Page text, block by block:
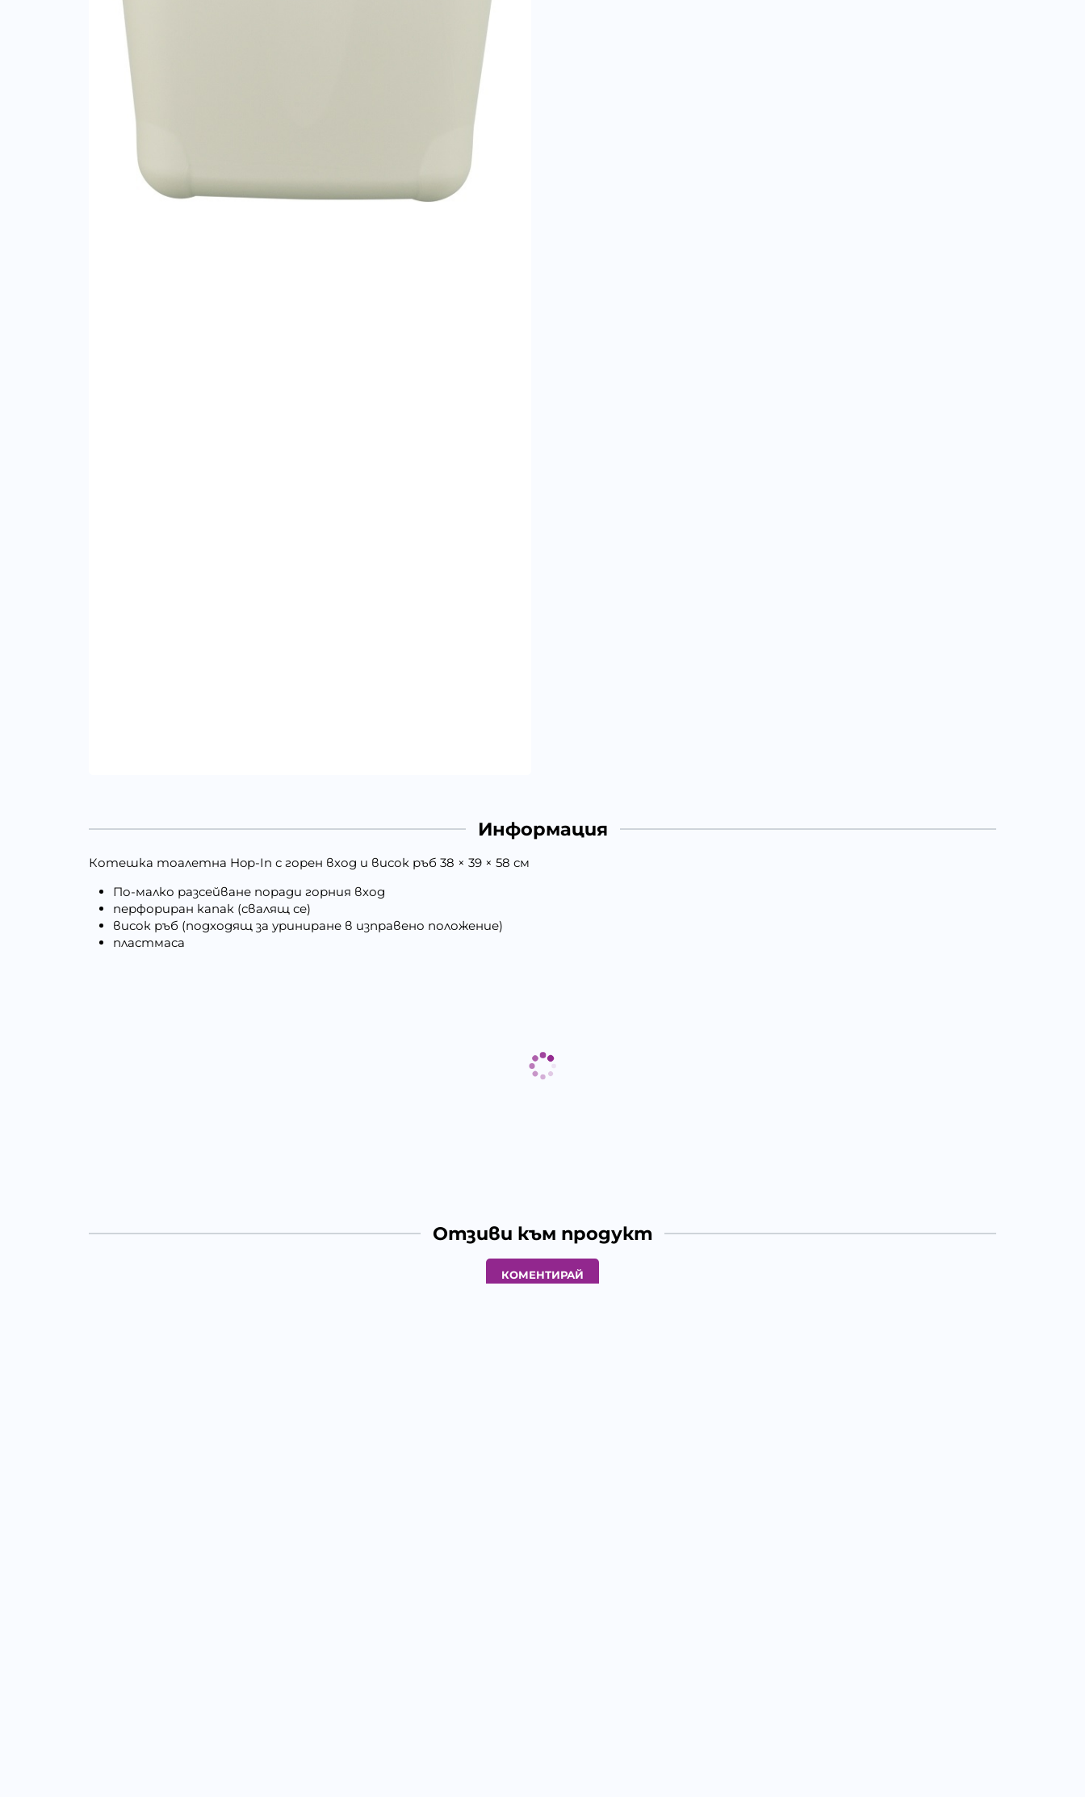
Информация
Котешка тоалетна Hop-In с горен вход и висок ръб 38 × 39 × 58 см
По-малко разсейване поради горния вход
перфориран капак (свалящ се)
висок ръб (подходящ за уриниране в изправено положение)
пластмаса
Отзиви към продукт
КОМЕНТИРАЙ